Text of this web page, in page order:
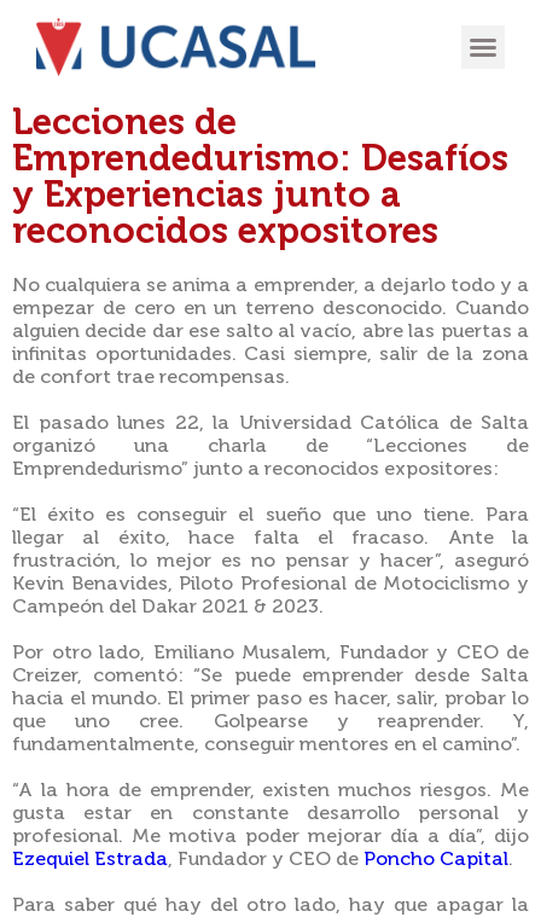
Lecciones de
Emprendedurismo: Desafíos
y Experiencias junto a
reconocidos expositores
No cualquiera se anima a emprender, a dejarlo todo y a
empezar de cero en un terreno desconocido. Cuando
alguien decide dar ese salto al vacío, abre las puertas a
infinitas oportunidades. Casi siempre, salir de la zona
de confort trae recompensas.
El pasado lunes 22, la Universidad Católica de Salta
organizó una charla de “Lecciones de
Emprendedurismo” junto a reconocidos expositores:
“El éxito es conseguir el sueño que uno tiene. Para
llegar al éxito, hace falta el fracaso. Ante la
frustración, lo mejor es no pensar y hacer”, aseguró
Kevin Benavides, Piloto Profesional de Motociclismo y
Campeón del Dakar 2021 & 2023.
Por otro lado, Emiliano Musalem, Fundador y CEO de
Creizer, comentó: “Se puede emprender desde Salta
hacia el mundo. El primer paso es hacer, salir, probar lo
que uno cree. Golpearse y reaprender. Y,
fundamentalmente, conseguir mentores en el camino”.
“A la hora de emprender, existen muchos riesgos. Me
gusta estar en constante desarrollo personal y
profesional. Me motiva poder mejorar día a día”, dijo
Ezequiel Estrada, Fundador y CEO de Poncho Capital.
Para saber qué hay del otro lado, hay que apagar la